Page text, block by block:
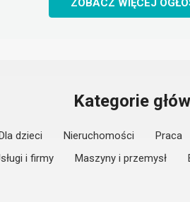
ZOBACZ WIĘCEJ
Kategorie
dzieci Nieruchomości Praca
i firmy Maszyny i przemysł